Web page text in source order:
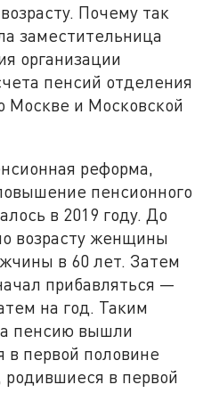
Почему так
заместительница
организации
пенсий отделения
Москве и Московской
реформа,
пенсионного
в 2019 году. До
возрасту женщины
в 60 лет. Затем
прибавляться —
на год. Таким
пенсию вышли
первой половине
в первой